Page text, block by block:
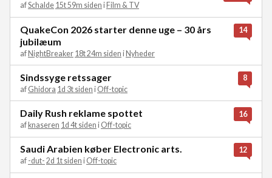
afSchalde 15t 59m siden i Film & TV
QuakeCon 2026 starter denne uge – 30 års
jubilæum
afNightBreaker 18t 24m siden iNyheder
14
Sindssyge retssager
af Ghidora 1d 3t siden i Off-topic
8
Daily Rush reklame spottet
af knaseren 1d 4t siden i Off-topic
16
Saudi Arabien køber Electronic arts.
af -dut- 2d 1t siden i Off-topic
12